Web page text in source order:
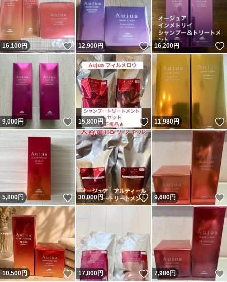
16,100円 いいね！
12,900円 いいね！
16,200円
9,000円 いいね！
15,800 円 いいね！
11,980円
5,800円 いいね！
30,000円 いいね！
9,680円
10,500円 いいね！
17,800円 いいね！
7,986円